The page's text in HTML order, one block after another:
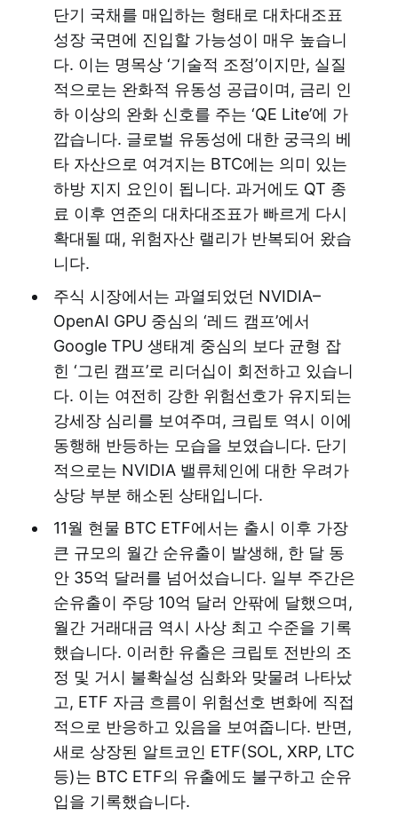
단기 국채를 매입하는 형태로 대차대조표
성장 국면에 진입할 가능성이 매우 높습니
다. 이는 명목상 ‘기술적 조정’이지만, 실질
적으로는 완화적 유동성 공급이며, 금리 인
하 이상의 완화 신호를 주는 ‘QE Lite’에 가
깝습니다. 글로벌 유동성에 대한 궁극의 베
타 자산으로 여겨지는 BTC에는 의미 있는
하방 지지 요인이 됩니다. 과거에도 QT 종
료 이후 연준의 대차대조표가 빠르게 다시
확대될 때, 위험자산 랠리가 반복되어 왔습
니다.
주식 시장에서는 과열되었던 NVIDIA–
OpenAI GPU 중심의 ‘레드 캠프’에서
Google TPU 생태계 중심의 보다 균형 잡
힌 ‘그린 캠프’로 리더십이 회전하고 있습니
다. 이는 여전히 강한 위험선호가 유지되는
강세장 심리를 보여주며, 크립토 역시 이에
동행해 반등하는 모습을 보였습니다. 단기
적으로는 NVIDIA 밸류체인에 대한 우려가
상당 부분 해소된 상태입니다.
11월 현물 BTC ETF에서는 출시 이후 가장
큰 규모의 월간 순유출이 발생해, 한 달 동
안 35억 달러를 넘어섰습니다. 일부 주간은
순유출이 주당 10억 달러 안팎에 달했으며,
월간 거래대금 역시 사상 최고 수준을 기록
했습니다. 이러한 유출은 크립토 전반의 조
정 및 거시 불확실성 심화와 맞물려 나타났
고, ETF 자금 흐름이 위험선호 변화에 직접
적으로 반응하고 있음을 보여줍니다. 반면,
새로 상장된 알트코인 ETF(SOL, XRP, LTC
등)는 BTC ETF의 유출에도 불구하고 순유
입을 기록했습니다.